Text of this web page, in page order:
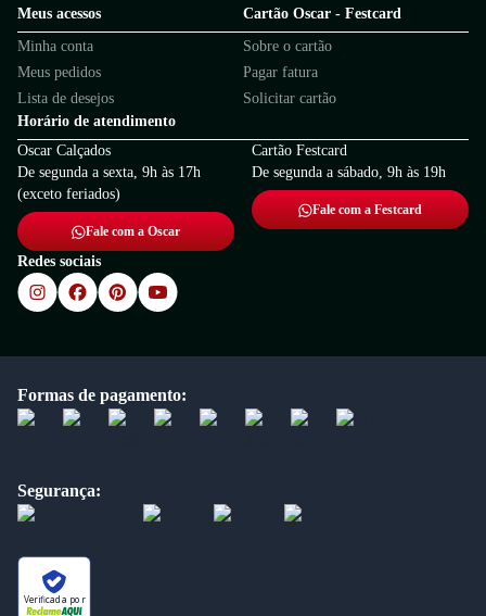
Meus acessos
Minha conta
Meus pedidos
Lista de desejos
Cartão Oscar - Festcard
Sobre o cartão
Pagar fatura
Solicitar cartão
Horário de atendimento
Oscar Calçados
De segunda a sexta, 9h às 17h
(exceto feriados)
Fale com a Oscar
Cartão Festcard
De segunda a sábado, 9h às 19h
Fale com a Festcard
Redes sociais
Formas de pagamento:
Segurança:
Verificada por